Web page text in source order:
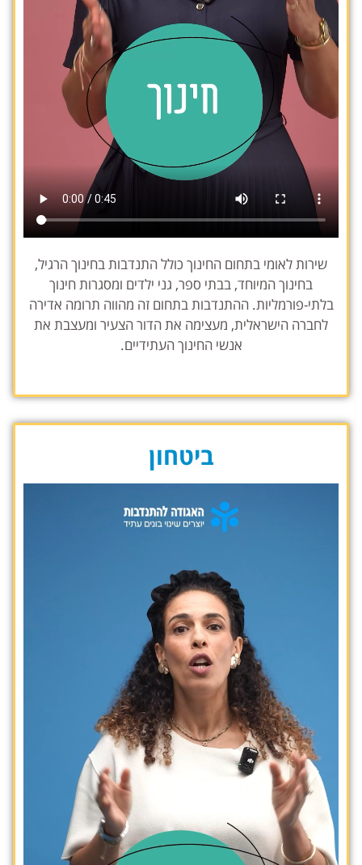
שירות לאומי בתחום החינוך כולל התנדבות בחינוך הרגיל,
בחינוך המיוחד, בבתי ספר, גני ילדים ומסגרות חינוך
בלתי-פורמליות. ההתנדבות בתחום זה מהווה תרומה אדירה
לחברה הישראלית, מעצימה את הדור הצעיר ומעצבת את
אנשי החינוך העתידיים.
ביטחון